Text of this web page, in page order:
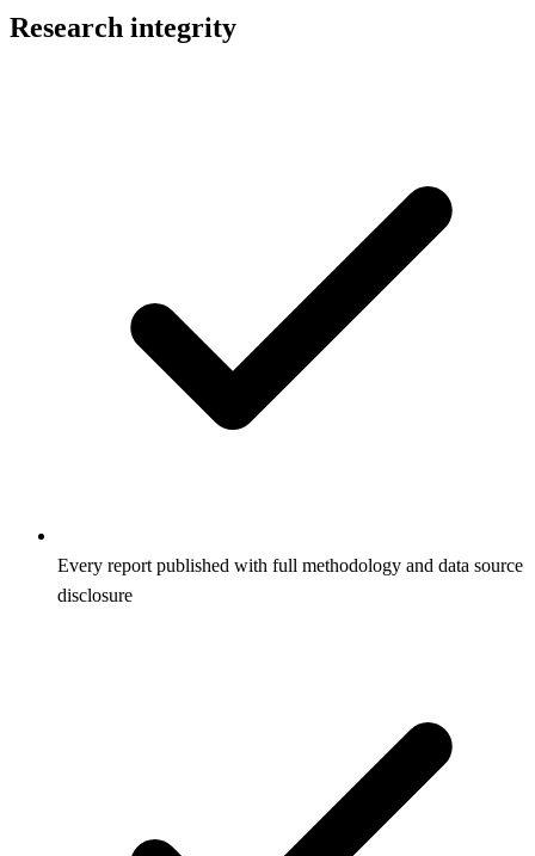
Research integrity
Every report published with full methodology and data source
disclosure